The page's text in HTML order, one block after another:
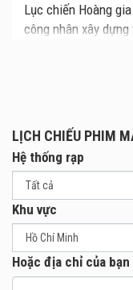
Lục chiến Hoàng
công nhân xây
xây dựng mối quan
bị chôn vùi để ra tay
LỊCH CHIẾU PHIM
Hệ thống rạp
Khu vực
Hoặc địa chỉ của bạn